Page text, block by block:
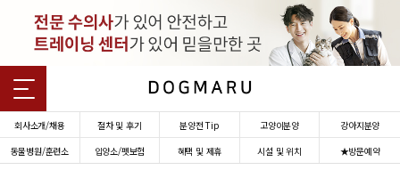
회사소개/채용 절차 및 후기 분양전 Tip 고양이분양
강아지분양
동물병원/훈련소
입양소/펫보험 혜택 및 제휴 시설 및 위치 ★방문예약